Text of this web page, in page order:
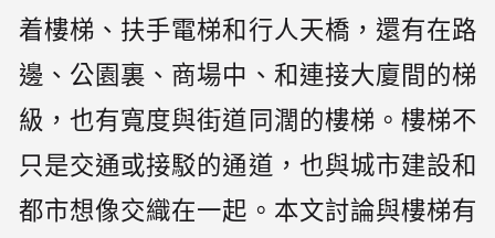
着樓梯、扶手電梯和行人天橋，還有在路
邊、公園裏、商場中、和連接大廈間的梯
級，也有寬度與街道同濶的樓梯。樓梯不
只是交通或接駁的通道，也與城市建設和
都市想像交織在一起。本文討論與樓梯有